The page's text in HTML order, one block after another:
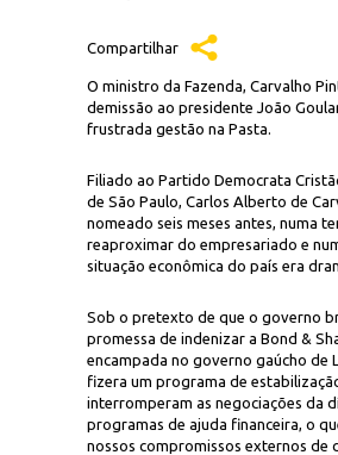
Compartilhar
O ministro da Fazenda, Carvalho
demissão ao presidente João
frustrada gestão na Pasta.
Filiado ao Partido Democrata
de São Paulo, Carlos Alberto de
nomeado seis meses antes, numa
reaproximar do empresariado e
situação econômica do país era
Sob o pretexto de que o governo
promessa de indenizar a Bond &
encampada no governo gaúcho de
fizera um programa de
interromperam as negociações da
programas de ajuda financeira, o
nossos compromissos externos de
Pinto é carregado por correligionários